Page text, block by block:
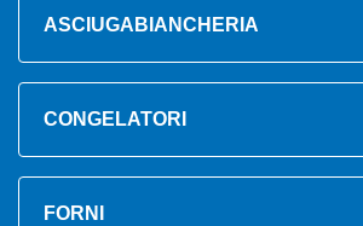
ASCIUGABIANCHERIA
CONGELATORI
FORNI